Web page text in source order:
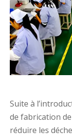
Suite à
de fabrication
réduire les